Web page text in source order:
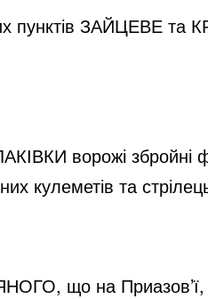
пунктів ЗАЙЦЕВЕ та
ворожі збройні
кулеметів та
що на Приазов’ї,